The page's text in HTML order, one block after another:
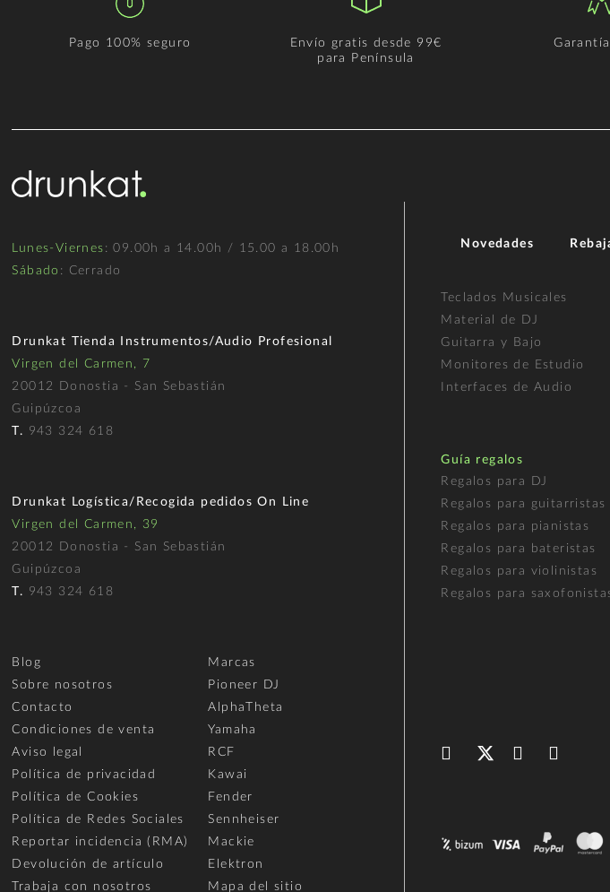
Pago 100% seguro
Envío gratis desde 99€
para Península
Lunes-Viernes : 09.00h a 14.00h / 15.00 a 18.00h
Sábado : Cerrado
Drunkat Tienda Instrumentos/Audio Profesional
Virgen del Carmen, 7
20012 Donostia - San Sebastián
Guipúzcoa
T. 943 324 618
Drunkat Logística/Recogida pedidos On Line
Virgen del Carmen, 39
20012 Donostia - San Sebastián
Guipúzcoa
T. 943 324 618
Blog
Sobre nosotros
Contacto
Condiciones de venta
Aviso legal
Política de privacidad
Política de Cookies
Política de Redes Sociales
Reportar incidencia (RMA)
Devolución de artículo
Trabaja con nosotros
Marcas
Pioneer DJ
AlphaTheta
Yamaha
RCF
Kawai
Fender
Sennheiser
Mackie
Elektron
Mapa del sitio
Novedades
Teclados Musicales
Material de DJ
Guitarra y Bajo
Monitores de Estudio
Interfaces de Audio
Guía regalos
Regalos para DJ
Regalos para guitarristas
Regalos para pianistas
Regalos para bateristas
Regalos para violinistas
Regalos para